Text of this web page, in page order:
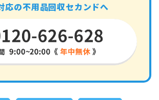
応の不用品回収セカンドへ